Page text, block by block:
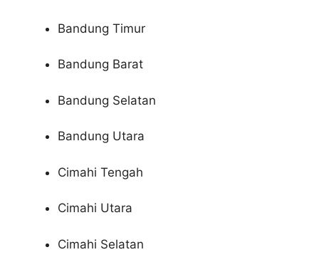
Bandung Timur
Bandung Barat
Bandung Selatan
Bandung Utara
Cimahi Tengah
Cimahi Utara
Cimahi Selatan